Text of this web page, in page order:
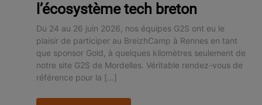
l’écosystème tech breton
Du 24 au 26 juin 2026, nos équipes G2S ont eu le
plaisir de participer au BreizhCamp à Rennes en tant
que sponsor Gold, à quelques kilomètres seulement de
notre site G2S de Mordelles. Véritable rendez-vous de
référence pour la […]